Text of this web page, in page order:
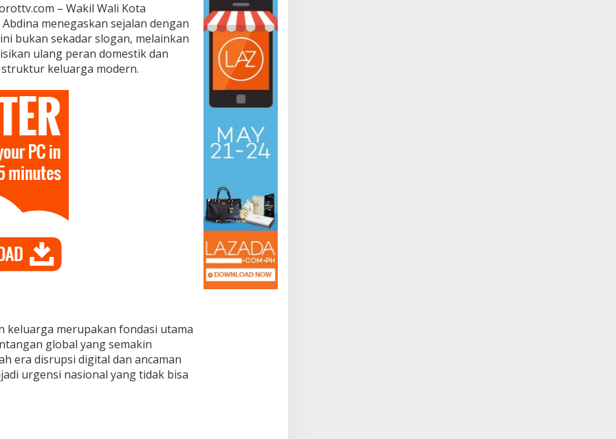
– Wakil Wali Kota
menegaskan sejalan dengan
bukan sekadar slogan, melainkan
ulang peran domestik dan
keluarga modern.
keluarga merupakan fondasi utama
global yang semakin
era disrupsi digital dan ancaman
urgensi nasional yang tidak bisa